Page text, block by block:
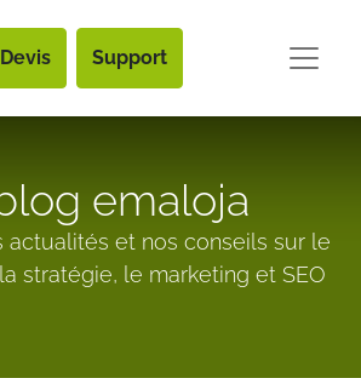
Devis Support
emaloja
actualités et nos conseils sur le
stratégie, le marketing et SEO